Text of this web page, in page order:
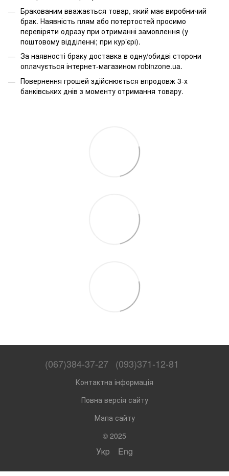
Бракованим вважається товар, який має виробничий
брак. Наявність плям або потертостей просимо
перевіряти одразу при отриманні замовлення (у
поштовому відділенні; при кур’єрі).
За наявності браку доставка в одну/обидві сторони
оплачується інтернет-магазином robinzone.ua.
Повернення грошей здійснюється впродовж 3-х
банківських днів з моменту отримання товару.
(067)384-37-27 (093)371-12-81
Контактна інформація
Повна версія сайту
Мапа сайту
© 2025
Укр Eng